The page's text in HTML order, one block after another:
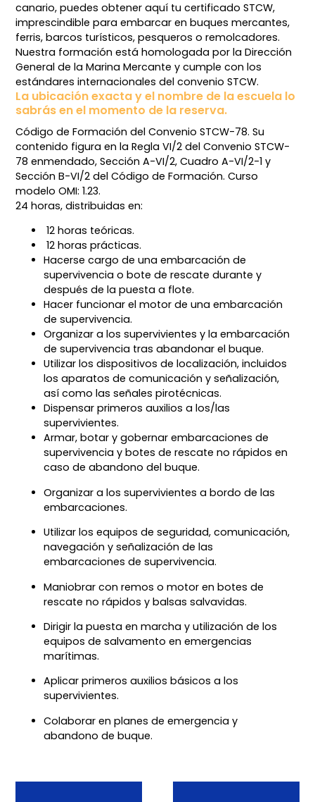
canario, puedes obtener aquí tu certificado STCW,
imprescindible para embarcar en buques mercantes,
ferris, barcos turísticos, pesqueros o remolcadores.
Nuestra formación está homologada por la Dirección
General de la Marina Mercante y cumple con los
estándares internacionales del convenio STCW.
La ubicación exacta y el nombre de la escuela lo
sabrás en el momento de la reserva.
Código de Formación del Convenio STCW-78. Su
contenido figura en la Regla VI/2 del Convenio STCW-
78 enmendado, Sección A-VI/2, Cuadro A-VI/2-1 y
Sección B-VI/2 del Código de Formación. Curso
modelo OMI: 1.23.
24 horas, distribuidas en:
12 horas teóricas.
12 horas prácticas.
Hacerse cargo de una embarcación de
supervivencia o bote de rescate durante y
después de la puesta a flote.
Hacer funcionar el motor de una embarcación
de supervivencia.
Organizar a los supervivientes y la embarcación
de supervivencia tras abandonar el buque.
Utilizar los dispositivos de localización, incluidos
los aparatos de comunicación y señalización,
así como las señales pirotécnicas.
Dispensar primeros auxilios a los/las
supervivientes.
Armar, botar y gobernar embarcaciones de
supervivencia y botes de rescate no rápidos en
caso de abandono del buque.
Organizar a los supervivientes a bordo de las
embarcaciones.
Utilizar los equipos de seguridad, comunicación,
navegación y señalización de las
embarcaciones de supervivencia.
Maniobrar con remos o motor en botes de
rescate no rápidos y balsas salvavidas.
Dirigir la puesta en marcha y utilización de los
equipos de salvamento en emergencias
marítimas.
Aplicar primeros auxilios básicos a los
supervivientes.
Colaborar en planes de emergencia y
abandono de buque.